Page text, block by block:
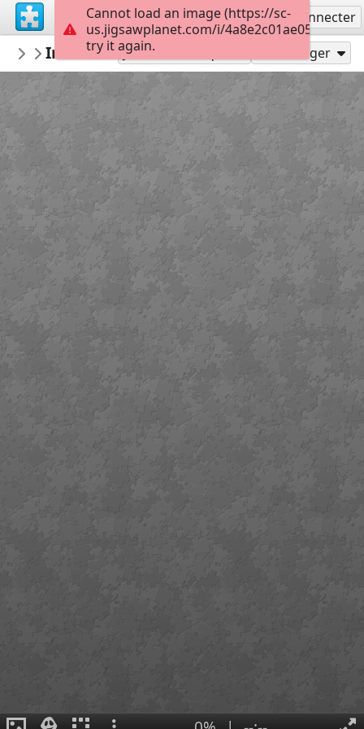
S'inscrire Se connecter
mmsv
Olhar Sobre Sever
Irmãos UnidosJouer en tant que Partager
Cannot load an image (https://sc-
us.jigsawplanet.com/i/
try it again.